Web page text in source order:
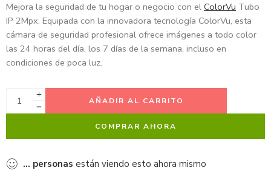
Mejora la seguridad de tu hogar o negocio con el ColorVu Tubo
IP 2Mpx. Equipada con la innovadora tecnología ColorVu, esta
cámara de seguridad profesional ofrece imágenes a todo color
las 24 horas del día, los 7 días de la semana, incluso en
condiciones de poca luz.
AÑADIR AL CARRITO
COMPRAR AHORA
... personas están viendo esto ahora mismo